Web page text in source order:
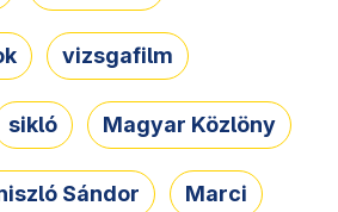
vizsgafilm
sikló Magyar Közlöny
Sándor Marci